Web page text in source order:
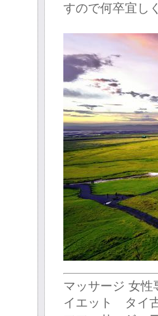
すので何卒宜し
マッサージ 女
イエット タイ